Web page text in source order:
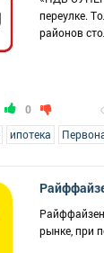
переулке.
районов
0
ипотека
рынке, при